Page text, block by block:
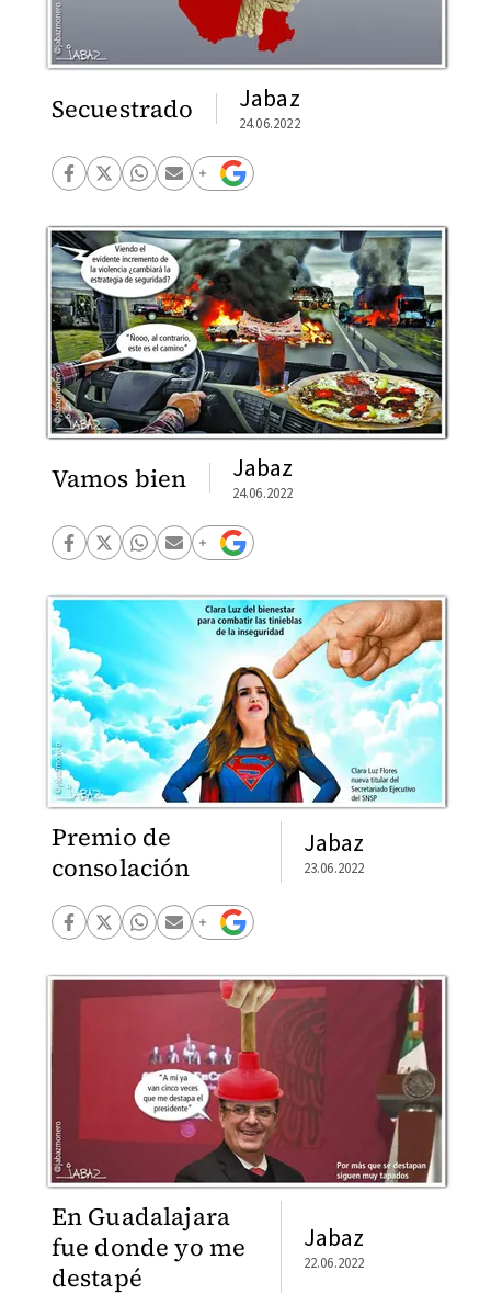
Secuestrado Jabaz
24.06.2022
Vamos bien Jabaz
24.06.2022
Premio de
consolación
Jabaz
23.06.2022
En Guadalajara
fue donde yo me
destapé
Jabaz
22.06.2022